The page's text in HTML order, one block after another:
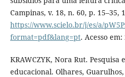
Campinas, v. 18, n. 60, p. 15–35,
https://www.scielo.br/j/es/a/
format=pdf&lang=pt. Acesso em:
KRAWCZYK, Nora Rut.
educacional. Olhares,